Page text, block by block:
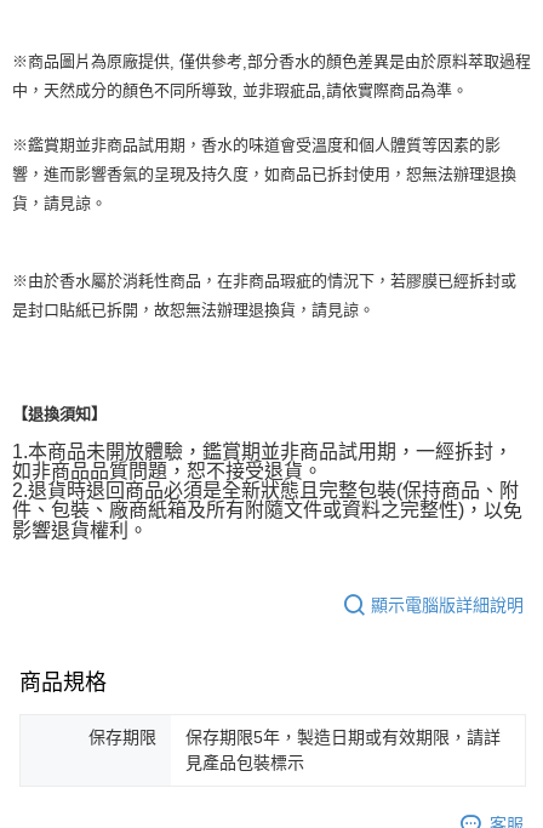
※商品圖片為原廠提供 僅供參考 部分香水的顏色差異是由於原料萃取過程
中，天然成分的顏色不同所導致
並非瑕疵品 請依實際商品為準。
※鑑賞期並非商品試用期，香水的味道會受溫度和個人體質等因素的影
響，進而影響香氣的呈現及持久度，如商品已拆封使用，恕無法辦理退換
貨，請見諒。
※由於香水屬於消耗性商品，在非商品瑕疵的情況下，若膠膜已經拆封或
是封口貼紙已拆開，故恕無法辦理退換貨，請見諒。
【退換須知】
1.本商品未開放體驗，鑑賞期並非商品試用期，一經拆封，
如非商品品質問題，恕不接受退貨。
2.退貨時退回商品必須是全新狀態且完整包裝(保持商品、附
件、包裝、廠商紙箱及所有附隨文件或資料之完整性)， 以免
影響退貨權利。
顯示電腦版詳細說明
商品規格
保存期限
保存期限5年，製造日期或有效期限，請詳
見產品包裝標示
客服